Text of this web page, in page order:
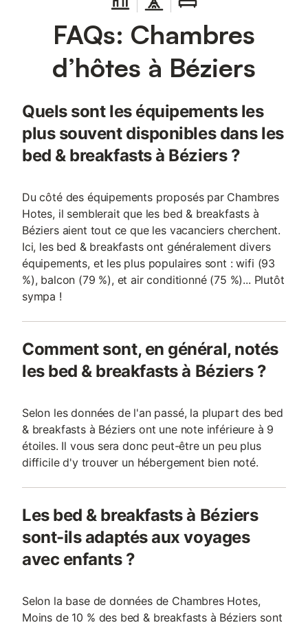
FAQs: Chambres
d’hôtes à Béziers
Quels sont les équipements les
plus souvent disponibles dans les
bed & breakfasts à Béziers ?
Du côté des équipements proposés par Chambres
Hotes, il semblerait que les bed & breakfasts à
Béziers aient tout ce que les vacanciers cherchent.
Ici, les bed & breakfasts ont généralement divers
équipements, et les plus populaires sont : wifi (93
%), balcon (79 %), et air conditionné (75 %)... Plutôt
sympa !
Comment sont, en général, notés
les bed & breakfasts à Béziers ?
Selon les données de l'an passé, la plupart des bed
& breakfasts à Béziers ont une note inférieure à 9
étoiles. Il vous sera donc peut-être un peu plus
difficile d'y trouver un hébergement bien noté.
Les bed & breakfasts à Béziers
sont-ils adaptés aux voyages
avec enfants ?
Selon la base de données de Chambres Hotes,
Moins de 10 % des bed & breakfasts à Béziers sont